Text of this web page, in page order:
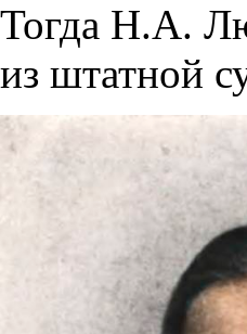
Тогда Н.А.
из штатной